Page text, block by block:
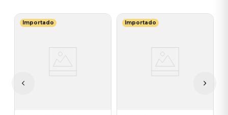
Importado Importado